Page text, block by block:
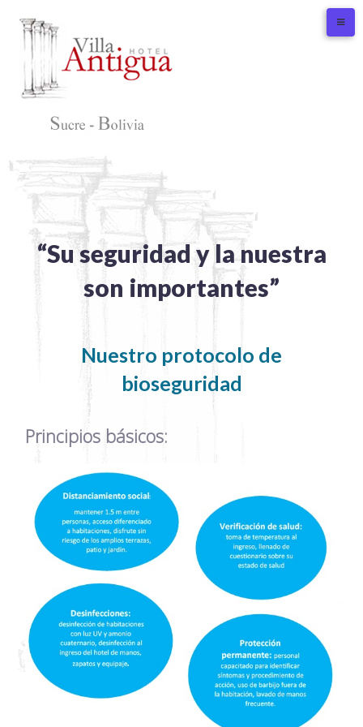
content
“Su seguridad y la nuestra
son importantes”
Nuestro protocolo de
bioseguridad
Principios básicos: